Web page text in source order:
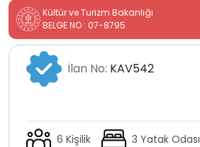
Kültür ve Turizm Bakanlığı
BELGE NO : 07-8795
İlan No: KAV542
6 Kişilik 3 Yatak Odası